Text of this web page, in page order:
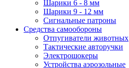
Шарики 6 - 8 мм
Шарики 9 - 12 мм
Сигнальные патроны
Средства самообороны
Отпугиватели животных
Тактические авторучки
Электрошокеры
Устройства аэрозольные